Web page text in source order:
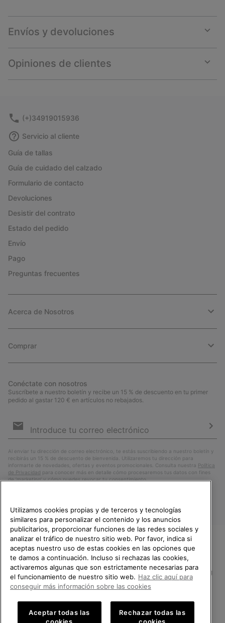
Envíos y devoluciones
or
Opiniones de clientes
or
(+)34919015936
Servicio al cliente
Guía de tallas
Guía de cuidado del calzado
Formulario de contacto
Devoluciones
Desistir del contrato
Estado del pedido
Envío
Pago
Preguntas frecuentes
Acerca de Nosotros
Comprar
Conéctate con nosotros
Suscríbete a nuestro boletín y recibe un 15 % de descuento en tu primer
pedido al gastar 120 € en artículos no rebajados.
de
Al enviar tu dirección de correo electrónico, te estás suscribiendo a nuestro boletín y
recibirás un 15 % de descuento de bienvenida. Utilizaremos tu dirección para
informarte de novedades, ofertas y eventos promocionales. Consulta nuestra Política
de Privacidad para conocer más en detalle cómo procesaremos tus datos con fines
de ’marketing’ y cómo puedes revocar tu consentimiento.
España
Política de Privacidad Condiciones De Uso Terminos de Venta
TE DAMOS LA BIENVENIDA A
SOREL.
POR FAVOR, SELECCIONA TU
PAÍS.
Compras en línea disponibles
Utilizamos cookies propias y de terceros y tecnologías
similares para personalizar el contenido y los anuncios
publicitarios, proporcionar funciones de las redes sociales y
analizar el tráfico de nuestro sitio web. Por favor, indica si
aceptas nuestro uso de estas cookies en las opciones que
te damos a continuación. Incluso si rechazas las cookies,
activaremos algunas que son estrictamente necesarias para
el funcionamiento de nuestro sitio web. Haz clic aquí para
conseguir más información sobre las cookies
Aceptar todas las
Rechazar todas las